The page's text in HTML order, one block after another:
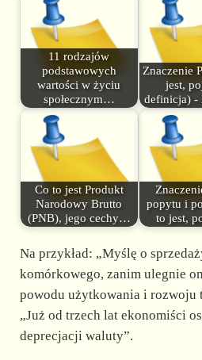
11 rodzajów
podstawowych
wartości w życiu
społecznym…
Znaczenie
jest,
definicja) -
Co to jest Produkt
Narodowy Brutto
(PNB), jego cechy…
popytu i
to jest,
Na przykład: „Myślę o
komórkowego, zanim ulegnie
powodu użytkowania i rozwoju
„Już od trzech lat ekonomiści
deprecjacji waluty”.